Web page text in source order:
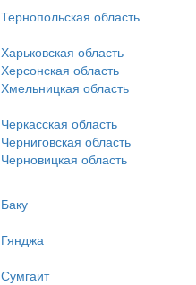
Тернопольская область
Харьковская область
Херсонская область
Хмельницкая область
Черкасская область
Черниговская область
Черновицкая область
Баку
Гянджа
Сумгаит